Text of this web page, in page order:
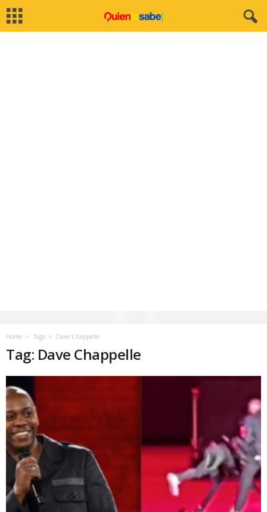
Home Tags Dave Chappelle
Tag: Dave Chappelle